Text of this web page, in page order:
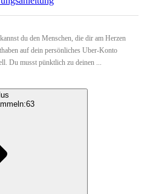
du den Menschen, die dir am Herzen
auf dein persönliches Uber-Konto
Du musst pünktlich zu deinen ...
63